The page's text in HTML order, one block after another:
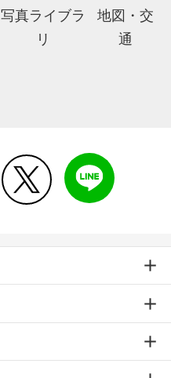
写真ライブラ
リ
地図・交
通